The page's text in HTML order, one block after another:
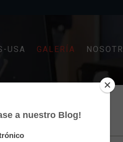
USA GALERÍA